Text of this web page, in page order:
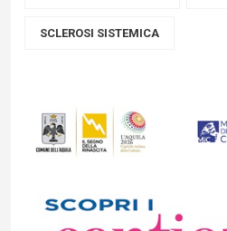
SCLEROSI SISTEMICA